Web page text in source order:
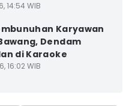
14:54 WIB
Karyawan
Dendam
di Karaoke
16:02 WIB